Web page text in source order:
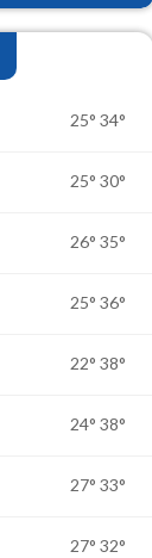
25° 34°
25° 30°
26° 35°
25° 36°
22° 38°
24° 38°
27° 33°
27° 32°